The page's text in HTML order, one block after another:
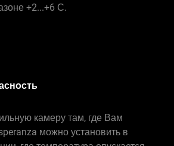
+2...+6 С.
камеру там, где Вам
можно установить в